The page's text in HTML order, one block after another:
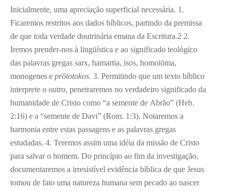
Inicialmente, uma apreciação superficial necessária. 1.
Ficaremos restritos aos dados bíblicos, partindo da premissa
de que toda verdade doutrinária emana da Escritura.2 2.
Iremos prender-nos à lingüística e ao significado teológico
das palavras gregas sarx, hamartia, isos, homoiōma,
monogenes e prōtotokos. 3. Permitindo que um texto bíblico
interprete o outro, penetraremos no verdadeiro significado da
humanidade de Cristo como “a semente de Abrão” (Heb.
2:16) e a “semente de Davi” (Rom. 1:3). Notaremos a
harmonia entre estas passagens e as palavras gregas
estudadas. 4. Teremos assim uma idéia da missão de Cristo
para salvar o homem. Do princípio ao fim da investigação,
documentaremos a irresistível evidência bíblica de que Jesus
tomou de fato uma natureza humana sem pecado ao nascer